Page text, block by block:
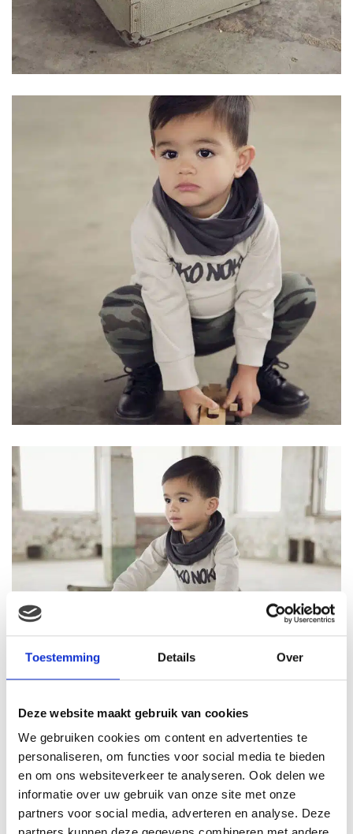
Toestemming Details Over
Deze website maakt gebruik van cookies
We gebruiken cookies om content en advertenties te
personaliseren, om functies voor social media te bieden
en om ons websiteverkeer te analyseren. Ook delen we
informatie over uw gebruik van onze site met onze
partners voor social media, adverteren en analyse. Deze